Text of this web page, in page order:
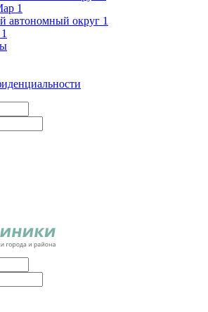
1
автономный округ 1
1
города и района